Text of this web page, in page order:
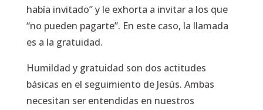
había invitado”y le exhorta a invitar a los que
“no pueden pagarte”. En este caso, la llamada
es a la gratuidad.
Humildad y gratuidad son dos actitudes
básicas en el seguimiento de Jesús. Ambas
necesitan ser entendidas en nuestros